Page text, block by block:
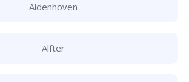
Aldenhoven
Alfter